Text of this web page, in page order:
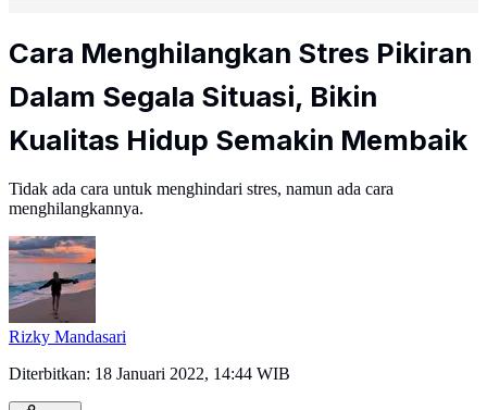
Cara Menghilangkan Stres Pikiran
Dalam Segala Situasi, Bikin
Kualitas Hidup Semakin Membaik
Tidak ada cara untuk menghindari stres, namun ada cara
menghilangkannya.
Rizky Mandasari
Diterbitkan: 18 Januari 2022, 14:44 WIB